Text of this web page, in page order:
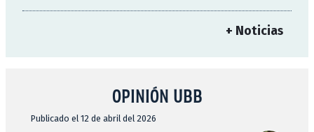
+ Noticias
OPINIÓN UBB
Publicado el 12 de abril del 2026